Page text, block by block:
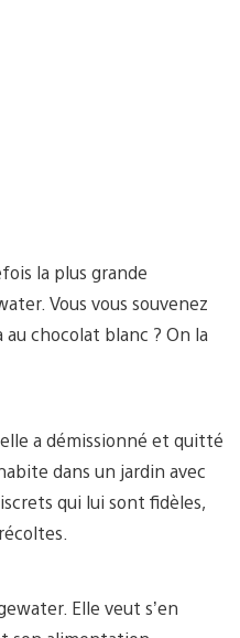
la plus grande
Vous vous souvenez
chocolat blanc ? On la
a démissionné et quitté
dans un jardin avec
qui lui sont fidèles,
Elle veut s’en